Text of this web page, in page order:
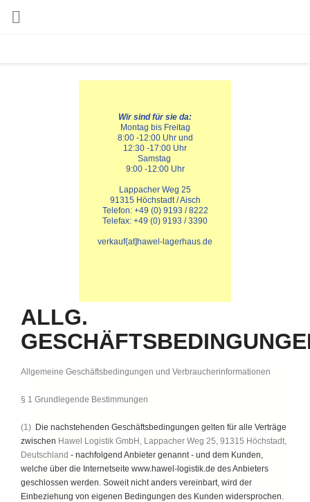

Wir sind für sie da:
Montag bis Freitag
8:00 -12:00 Uhr und
12:30 -17:00 Uhr
Samstag
9:00 -12:00 Uhr
Lappacher Weg 25
91315 Höchstadt / Aisch
Telefon: +49 (0) 9193 / 8222
Telefax: +49 (0) 9193 / 3390
verkauf{at]hawel-lagerhaus.de
ALLG.
Allgemeine Geschäftsbedingungen und Verbraucherinformationen
§ 1 Grundlegende Bestimmungen
(1) Die nachstehenden Geschäftsbedingungen gelten für alle Verträge
zwischen Hawel Logistik GmbH, Lappacher Weg 25, 91315 Höchstadt,
Deutschland - nachfolgend Anbieter genannt - und dem Kunden,
welche über die Internetseite www.hawel-logistik.de des Anbieters
geschlossen werden. Soweit nicht anders vereinbart, wird der
Einbeziehung von eigenen Bedingungen des Kunden widersprochen.